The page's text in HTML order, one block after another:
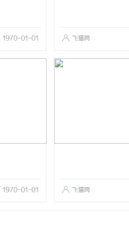
1970-01-01 飞猫网
1970-01-01 飞猫网